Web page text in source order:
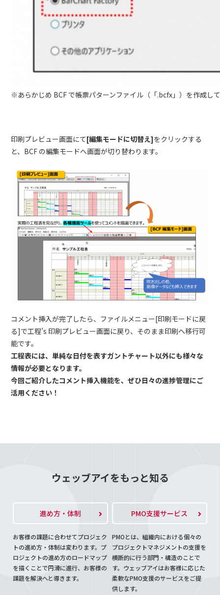
※あらかじめ BCF で帳票パターンファイル（「.bcfx」）を作成し
印刷プレビュー画面にて[編集モードに切替え]をクリックする
と、BCF の編集モードへ画面が切り替わります。
コメント挿入が完了したら、ファイルメニュー[印刷モードに戻
る]で工程’s 印刷プレビュー画面に戻り、そのまま印刷へ移行可
能です。
工程表には、単純な日付を表すガントチャート以外にも様々な
情報が必要となります。
今回ご紹介したコメント挿入機能を、ぜひ日々の進捗管理にご
活用ください！
ウェッブアイをもっと知る
進め方・体制
お客様の課題に合わせてプロジェク
トの進め方・体制は変わります。プ
ロジェクトの進め方のロードマップ
を描くことで円滑に進行、お客様の
課題を解決へと導きます。
PMO支援サービス
PMOとは、組織内における個々の
プロジェクトマネジメントの支援を
横断的に行う部門・構造のことで
す。ウェッブアイはお客様に応じた
柔軟なPMO支援のサービスをご提
供します。